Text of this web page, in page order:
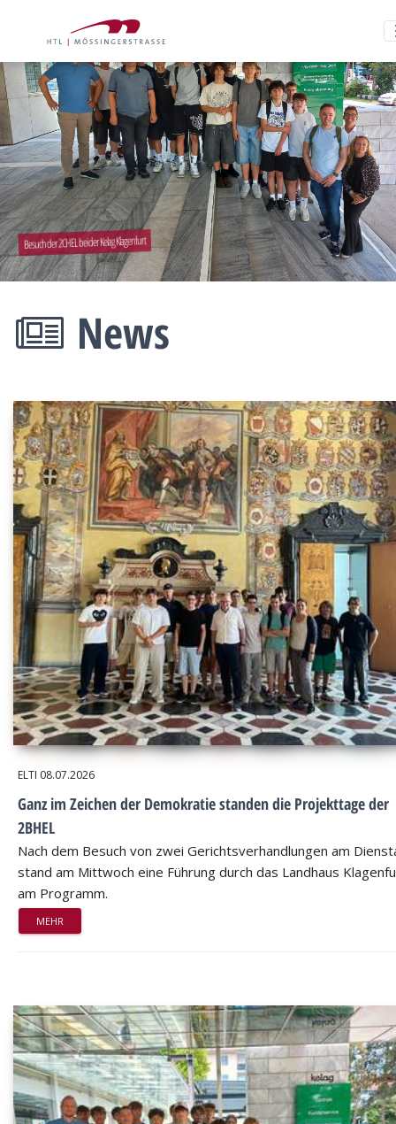
Besuch der 2CHEL bei der Kelag Klagenfurt
News
ELTI 08.07.2026
Ganz im Zeichen der Demokratie standen die Projekttage der
2BHEL
Nach dem Besuch von zwei Gerichtsverhandlungen am
stand am Mittwoch eine Führung durch das Landhaus
am Programm.
MEHR